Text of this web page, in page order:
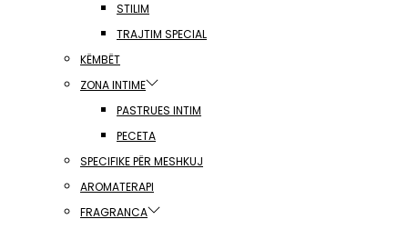
STILIM
TRAJTIM SPECIAL
KËMBËT
ZONA INTIME
PASTRUES INTIM
PECETA
SPECIFIKE PËR MESHKUJ
AROMATERAPI
FRAGRANCA